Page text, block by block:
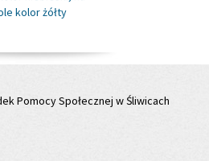
Pomocy Społecznej w Śliwicach